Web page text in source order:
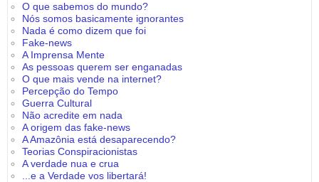
O que sabemos do mundo?
Nós somos basicamente ignorantes
Nada é como dizem que foi
Fake-news
A Imprensa Mente
As pessoas querem ser enganadas
O que mais vende na internet?
Percepção do Tempo
Guerra Cultural
Não acredite em nada
A origem das fake-news
A Amazônia está desaparecendo?
Teorias Conspiracionistas
A verdade nua e crua
...e a Verdade vos libertará!